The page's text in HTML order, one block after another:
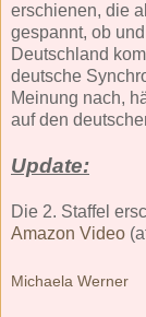
erschienen, die
gespannt, ob
Deutschland
deutsche
Meinung nach,
auf den
Update:
Die 2. Staffel
Amazon Video
Michaela Werner